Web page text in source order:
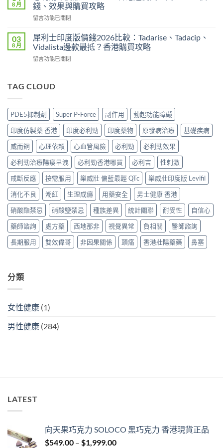
全？
網
攻
略：
貨
點
＋
3
招
辨
別
假〉
中
邊
度
買
貨？
2026
錢、
與
攻
略〉
中
吉
Super
P-
藍
P
港
買
2026
雙
效
偉
價
錢、
效
果
與
購
買
攻
略〉
中
8 月
錢、效果與購買攻略
在
利
勁
印
度
60
邊
度
買
正
貨？
2026
價
錢、
效
果
與
購
買
攻
略〉
中
留言功能已關閉
03
8 月
犀利士印度版價錢2026比較：Tadarise、Tadacip、
Vidalista邊款最抵？香港購買攻略
在
士
版
價
錢
2026
比
較：
Tadarise、
Tadacip、
Vidalista
邊
款
最
抵？
香
港
購
買
留言功能已關閉
TAG CLOUD
PDE5抑制劑 Super P-Force 副作用
勃起功能障礙
印度仿製藥 香港
印度必利勁 印度藥物 原發病治療
基礎疾病
威而鋼
心理依賴 心血管風險 必利勁
必利勁效果
必利勁治療陽痿早洩
必利勁香港哪買 必利吉
性刺激
戒斷反應
按需服用 樂威壯 偏藍最輕 QTc
樂威壯印度版 Levifil
消化不良
潮紅 生理成癮 用藥安全
男士健康 香港
硝酸酯禁忌
硝酸鹽禁忌 種族差異 統計關聯 耐受性
自信心
藥師諮詢
處方藥 西地那非 視覺異常 負相關
醫師諮詢
長期服用
雙效偉哥 非因果關係 頭痛 香港壯陽藥藥 鼻塞
分類
女性健康 (1)
男性健康 (284)
LATEST
向天果巧克力 SOLOCO 黑巧克力 香港現貨正品
$549.00 – $1,999.00Price